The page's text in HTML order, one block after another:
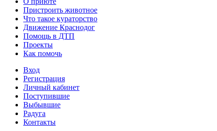
Пристроить животное
Что такое кураторство
Движение Краснодог
Помощь в ДТП
Проекты
Как помочь
Вход
Регистрация
Личный кабинет
Поступившие
Выбывшие
Радуга
Контакты